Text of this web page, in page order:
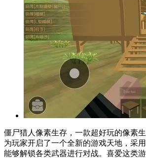
僵尸猎人像素生存，一款超好玩的像素
为玩家开启了一个全新的游戏天地，采
能够解锁各类武器进行对战。喜爱这类